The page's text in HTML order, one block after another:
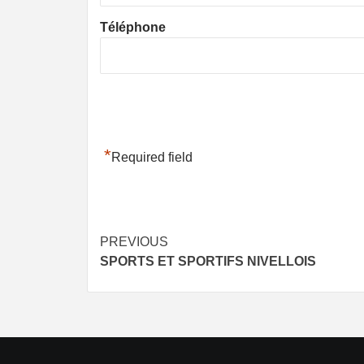
Téléphone
*Required field
Post
navigation
PREVIOUS
SPORTS ET SPORTIFS NIVELLOIS